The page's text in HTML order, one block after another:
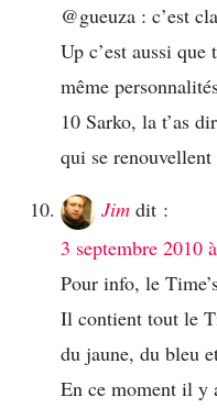
@gueuza : c’est
Up c’est aussi
même
10 Sarko, la t’as
qui se
Jim dit :
3 septembre 2010
Pour info, le
Il contient tout le
du jaune, du bleu
En ce moment il y